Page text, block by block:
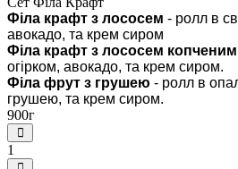
Філа крафт з лососем - ролл в
авокадо, та крем сиром
Філа крафт з лососем копченим
огірком, авокадо, та крем сиром.
Філа фрут з грушею - ролл в
грушею, та крем сиром.
900г
1